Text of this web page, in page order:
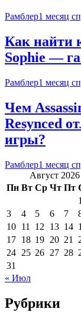
Рамблер1 месяц
Как найти
Sophie —
Рамблер1 месяц
Чем
Resynced
игры?
Рамблер1 месяц
Август 2026
Пн Вт Ср Чт Пт
1
3
4 5 6 7
10 11 12 13 14
17 18 19 20 21
24 25 26 27 28
31
« Июл
Рубрики